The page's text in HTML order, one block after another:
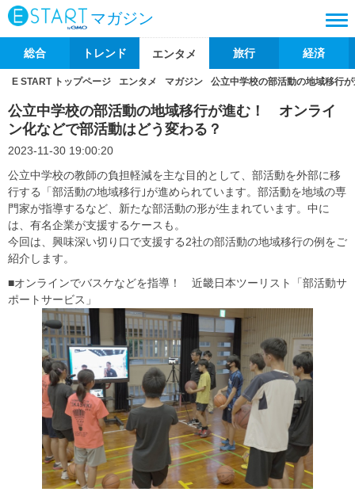
マガジン
総合 トレンド エンタメ 旅行 経済
E START トップページ エンタメ マガジン 公立中学校の部活動の地域移行
公立中学校の部活動の地域移行が進む！ オンライ
ン化などで部活動はどう変わる？
2023-11-30 19:00:20
公立中学校の教師の負担軽減を主な目的として、部活動を外部に移
行する「部活動の地域移行｣が進められています。部活動を地域の専
門家が指導するなど、新たな部活動の形が生まれています。中に
は、有名企業が支援するケースも。
今回は、興味深い切り口で支援する2社の部活動の地域移行の例をご
紹介します。
■オンラインでバスケなどを指導！ 近畿日本ツーリスト「部活動サ
ポートサービス」